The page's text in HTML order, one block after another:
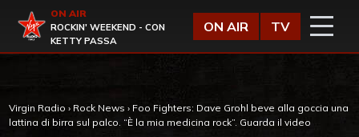
Virgin Radio
ON AIR
ROCKIN' WEEKEND - CON
KETTY PASSA
ON AIR TV
Virgin Radio › Rock News › Foo Fighters: Dave Grohl beve alla goccia una
lattina di birra sul palco. “È la mia medicina rock”. Guarda il video